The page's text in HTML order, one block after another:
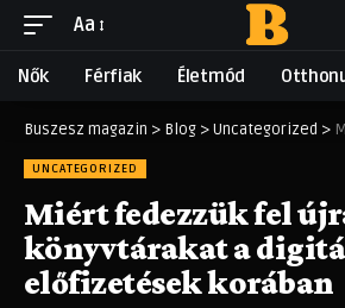
Aa
Nők Férfiak Életmód
Buszesz magazin > Blog >Uncategorized >
UNCATEGORIZED
Miért fedezzük fel
könyvtárakat a
előfizetések korában